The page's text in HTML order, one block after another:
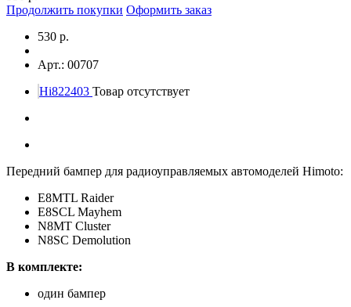
Продолжить покупки Оформить заказ
530 р.
Арт.: 00707
Hi822403 Товар отсутствует
Передний бампер для радиоуправляемых автомоделей Himoto:
E8MTL Raider
E8SCL Mayhem
N8MT Cluster
N8SC Demolution
В комплекте:
один бампер